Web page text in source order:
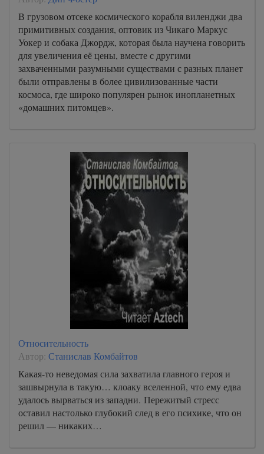
В грузовом отсеке космического корабля виленджи два
примитивных создания, оптовик из Чикаго Маркус
Уокер и собака Джордж, которая была научена говорить
для увеличения её цены, вместе с другими
захваченными разумными существами с разных планет
были отправлены в более цивилизованные части
космоса, где широко популярен рынок инопланетных
«домашних питомцев».
Относительность
Автор: Станислав Комбайтов
Какая-то неведомая сила захватила главного героя и
зашвырнула в такую… клоаку вселенной, что ему едва
удалось вырваться из западни. Пережитый стресс
оставил настолько глубокий след в его психике, что он
решил — никаких…